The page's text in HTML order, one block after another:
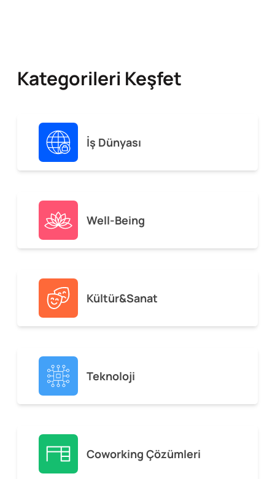
Kategorileri Keşfet
İş Dünyası
Well-Being
Kültür&Sanat
Teknoloji
Coworking Çözümleri